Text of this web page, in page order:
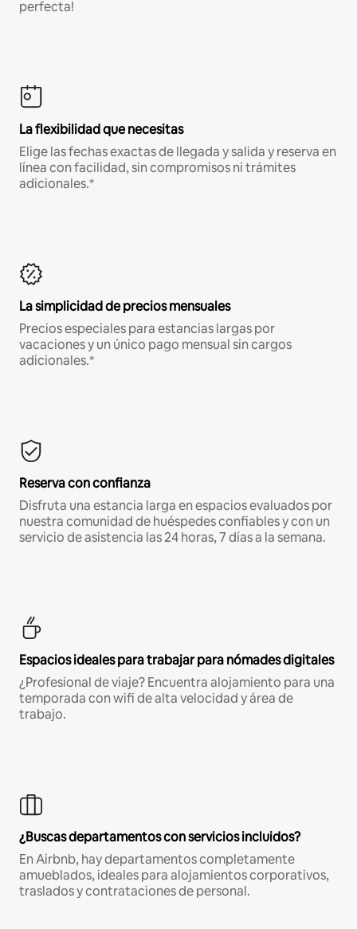
perfecta!
La flexibilidad que necesitas
Elige las fechas exactas de llegada y salida y reserva en
línea con facilidad, sin compromisos ni trámites
adicionales.*
La simplicidad de precios mensuales
Precios especiales para estancias largas por
vacaciones y un único pago mensual sin cargos
adicionales.*
Reserva con confianza
Disfruta una estancia larga en espacios evaluados por
nuestra comunidad de huéspedes confiables y con un
servicio de asistencia las 24 horas, 7 días a la semana.
Espacios ideales para trabajar para nómades digitales
¿Profesional de viaje? Encuentra alojamiento para una
temporada con wifi de alta velocidad y área de
trabajo.
¿Buscas departamentos con servicios incluidos?
En Airbnb, hay departamentos completamente
amueblados, ideales para alojamientos corporativos,
traslados y contrataciones de personal.